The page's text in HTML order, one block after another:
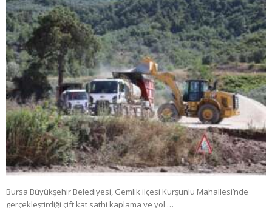
Bursa Büyükşehir Belediyesi, Gemlik ilçesi Kurşunlu Mahallesi’nde
gerçekleştirdiği çift kat sathi kaplama ve yol …